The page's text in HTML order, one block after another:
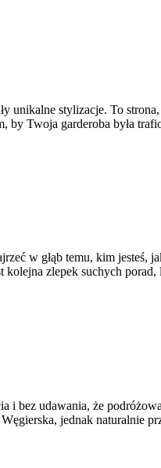
unikalne stylizacje. To
by Twoja garderoba była
w głąb temu, kim jesteś,
zlepek suchych
bez udawania, że
jednak naturalnie